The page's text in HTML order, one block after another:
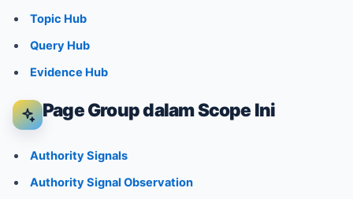
Topic Hub
Query Hub
Evidence Hub
Page Group dalam Scope Ini
Authority Signals
Authority Signal Observation